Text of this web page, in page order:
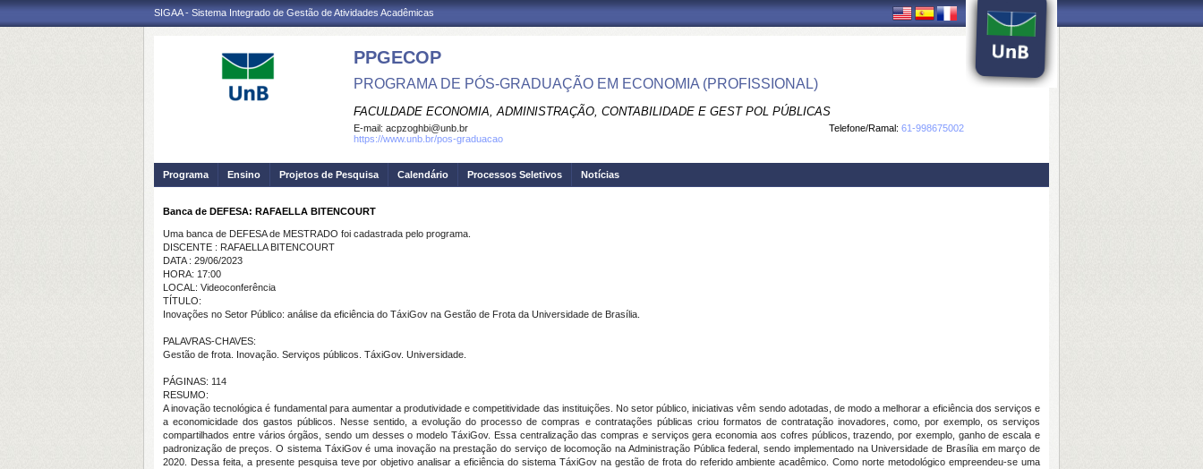
SIGAA - Sistema Integrado de Gestão de Atividades Acadêmicas
PPGECOP
PROGRAMA DE PÓS-GRADUAÇÃO EM ECONOMIA (PROFISSIONAL)
FACULDADE ECONOMIA, ADMINISTRAÇÃO, CONTABILIDADE E GEST POL PÚBLICAS
Telefone/Ramal: 61-998675002
E-mail: acpzoghbi@unb.br
https://www.unb.br/pos-graduacao
Programa Ensino Projetos de Pesquisa Calendário Processos Seletivos Notícias
Banca de DEFESA: RAFAELLA BITENCOURT
Uma banca de DEFESA de MESTRADO foi cadastrada pelo programa.
DISCENTE : RAFAELLA BITENCOURT
DATA : 29/06/2023
HORA: 17:00
LOCAL: Videoconferência
TÍTULO:
Inovações no Setor Público: análise da eficiência do TáxiGov na Gestão de Frota da Universidade de Brasília.
PALAVRAS-CHAVES:
Gestão de frota. Inovação. Serviços públicos. TáxiGov. Universidade.
PÁGINAS: 114
RESUMO:
A inovação tecnológica é fundamental para aumentar a produtividade e competitividade das instituições. No setor público, iniciativas vêm sendo adotadas, de modo a melhorar a eficiência dos serviços e
a economicidade dos gastos públicos. Nesse sentido, a evolução do processo de compras e contratações públicas criou formatos de contratação inovadores, como, por exemplo, os serviços
compartilhados entre vários órgãos, sendo um desses o modelo TáxiGov. Essa centralização das compras e serviços gera economia aos cofres públicos, trazendo, por exemplo, ganho de escala e
padronização de preços. O sistema TáxiGov é uma inovação na prestação do serviço de locomoção na Administração Pública federal, sendo implementado na Universidade de Brasília em março de
2020. Dessa feita, a presente pesquisa teve por objetivo analisar a eficiência do sistema TáxiGov na gestão de frota do referido ambiente acadêmico. Como norte metodológico empreendeu-se uma